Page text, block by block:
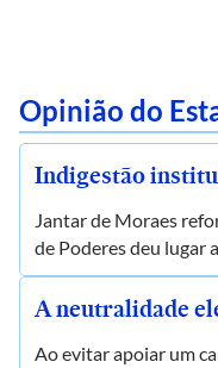
Opinião do
Indigestão
Jantar de Moraes
de Poderes deu lugar
A neutralidade
Ao evitar apoiar um